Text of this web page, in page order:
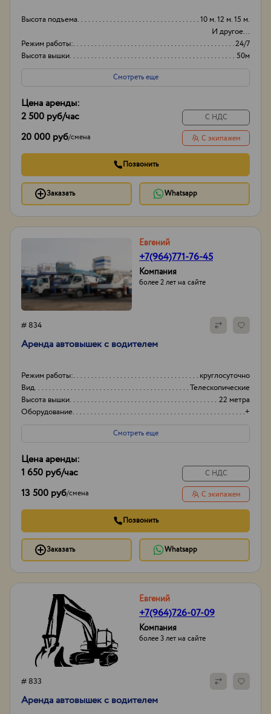
Высота подъема
10 м. 12 м. 15 м.
И другое...
Режим работы:
24/7
Высота вышки
50м
Оборудование
+
Смотреть еще
Цена аренды:
2 500 руб/час
20 000 руб/смена
С НДС
С экипажем
Позвонить
Заказать Whatsapp
Евгений
+7(964)771-76-45
Компания
более 2 лет на сайте
# 834
Аренда автовышек с водителем
Режим работы:
круглосуточно
Вид
Телескопические
Высота вышки
22 метра
Оборудование
+
Смотреть еще
Цена аренды:
1 650 руб/час
13 500 руб/смена
С НДС
С экипажем
Позвонить
Заказать Whatsapp
Евгений
+7(964)726-07-09
Компания
более 3 лет на сайте
# 833
Аренда автовышек с водителем